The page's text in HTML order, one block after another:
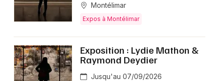
Montélimar
Expos à Montélimar
Exposition : Lydie Mathon &
Raymond Deydier
Jusqu'au 07/09/2026